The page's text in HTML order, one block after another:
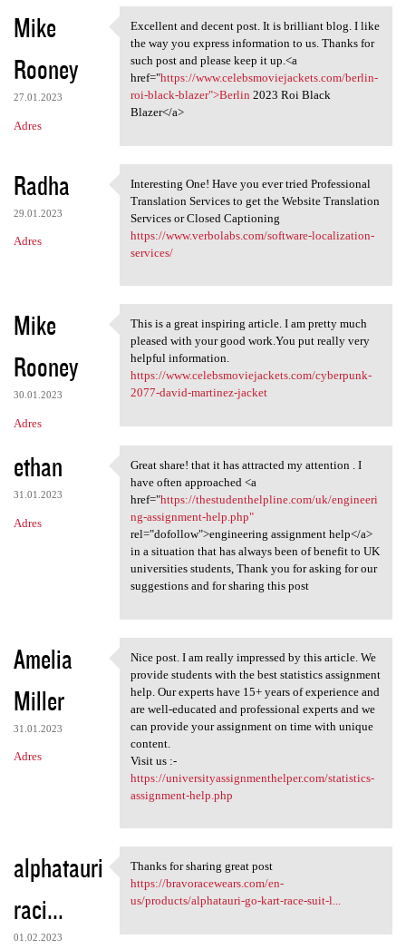
Mike
Rooney
27.01.2023
Adres
Excellent and decent post. It
Excellent and decent post. It is brilliant blog. I like
the way you express information to us. Thanks for
such post and please keep it up.<a
href="https://www.celebsmoviejackets.com/berlin-
roi-black-blazer">Berlin 2023 Roi Black
Blazer</a>
Radha
29.01.2023
Adres
Interesting One! Have you
Interesting One! Have you ever tried Professional
Translation Services to get the Website Translation
Services or Closed Captioning
https://www.verbolabs.com/software-localization-
services/
Mike
Rooney
30.01.2023
Adres
This is a great inspiring
This is a great inspiring article. I am pretty much
pleased with your good work.You put really very
helpful information.
https://www.celebsmoviejackets.com/cyberpunk-
2077-david-martinez-jacket
ethan
31.01.2023
Adres
Great share! that it has
Great share! that it has attracted my attention . I
have often approached <a
href="https://thestudenthelpline.com/uk/engineeri
ng-assignment-help.php"
rel="dofollow">engineering assignment help</a>
in a situation that has always been of benefit to UK
universities students, Thank you for asking for our
suggestions and for sharing this post
Amelia
Miller
31.01.2023
Adres
Nice post. I am really
Nice post. I am really impressed by this article. We
provide students with the best statistics assignment
help. Our experts have 15+ years of experience and
are well-educated and professional experts and we
can provide your assignment on time with unique
content.
Visit us :-
https://universityassignmenthelper.com/statistics-
assignment-help.php
alphatauri
raci...
01.02.2023
Thanks for sharing great post
Thanks for sharing great post
https://bravoracewears.com/en-
us/products/alphatauri-go-kart-race-suit-l...